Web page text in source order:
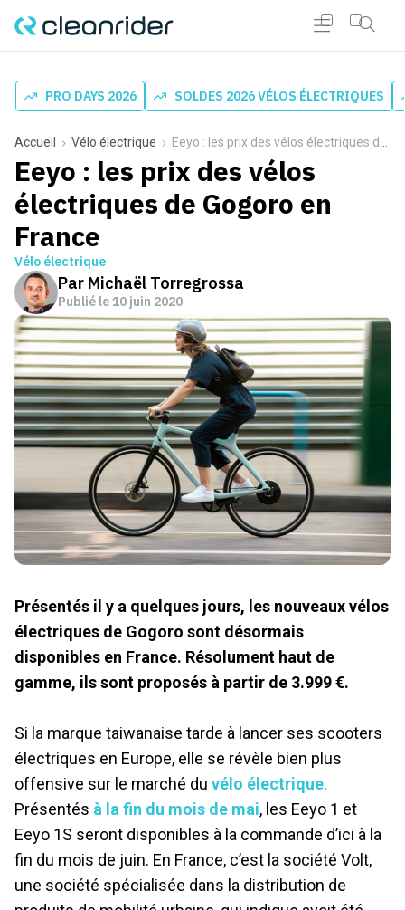
PRO DAYS 2026 SOLDES 2026 VÉLOS ÉLECTRIQUES
Accueil Vélo électrique Eeyo : les prix des vélos électriques de Gogoro en France
Eeyo : les prix des vélos
électriques de Gogoro en
France
Vélo électrique
Par Michaël Torregrossa
Publié le10 juin 2020
Présentés il y a quelques jours, les nouveaux vélos
électriques de Gogoro sont désormais
disponibles en France. Résolument haut de
gamme, ils sont proposés à partir de 3.999 €.
Si la marque taiwanaise tarde à lancer ses scooters
électriques en Europe, elle se révèle bien plus
offensive sur le marché du vélo électrique.
Présentés à la fin du mois de mai, les Eeyo 1 et
Eeyo 1S seront disponibles à la commande d’ici à la
fin du mois de juin. En France, c’est la société Volt,
une société spécialisée dans la distribution de